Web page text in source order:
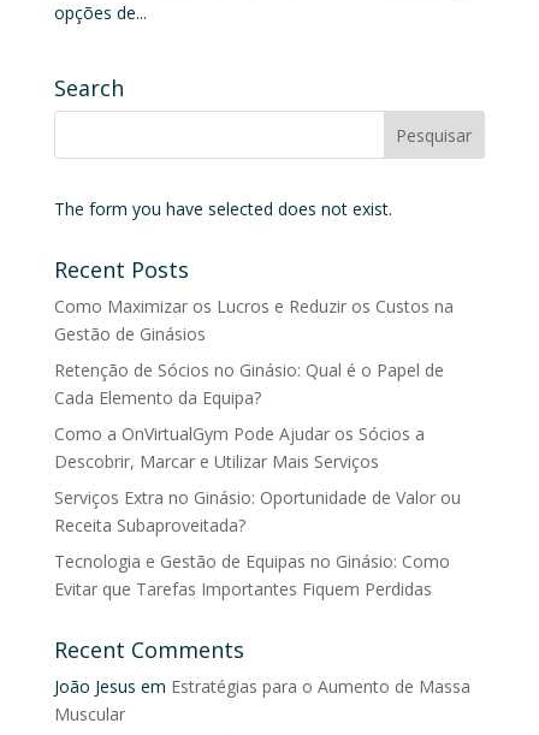
opções de...
Search
The form you have selected does not exist.
Recent Posts
Como Maximizar os Lucros e Reduzir os Custos na
Gestão de Ginásios
Retenção de Sócios no Ginásio: Qual é o Papel de
Cada Elemento da Equipa?
Como a OnVirtualGym Pode Ajudar os Sócios a
Descobrir, Marcar e Utilizar Mais Serviços
Serviços Extra no Ginásio: Oportunidade de Valor ou
Receita Subaproveitada?
Tecnologia e Gestão de Equipas no Ginásio: Como
Evitar que Tarefas Importantes Fiquem Perdidas
Recent Comments
João Jesus em Estratégias para o Aumento de Massa
Muscular